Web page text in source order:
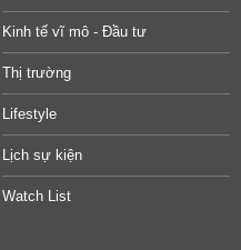
Kinh tế vĩ mô - Đầu tư
Thị trường
Lifestyle
Lịch sự kiện
Watch List